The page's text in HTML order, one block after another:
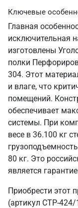
Ключевые
Главная
исключительная
изготовлены
полки
304. Этот
и влаге, что
помещений.
обеспечивает
системы. При
весе в 36.100 кг
80 кг. Это
является
Приобрести этот
(артикул СТР-